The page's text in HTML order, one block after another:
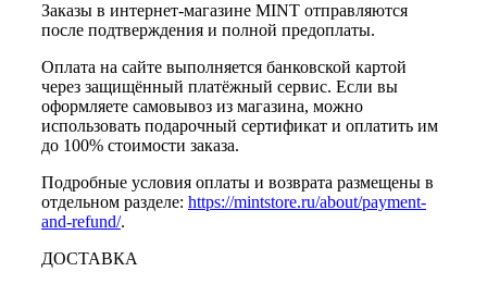
Заказы в интернет-магазине MINT отправляются
после подтверждения и полной предоплаты.
Оплата на сайте выполняется банковской картой
через защищённый платёжный сервис. Если вы
оформляете самовывоз из магазина, можно
использовать подарочный сертификат и оплатить им
до 100% стоимости заказа.
Подробные условия оплаты и возврата размещены в
отдельном разделе: https://mintstore.ru/about/payment-
and-refund/.
ДОСТАВКА